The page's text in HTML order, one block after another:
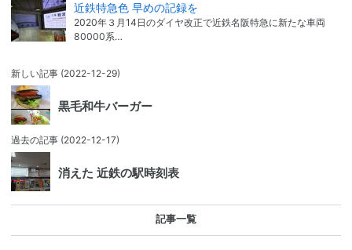
近鉄特急色 早めの記録を
2020年３月14日のダイヤ改正で近鉄名阪特急に新たな車両
80000系…
新しい記事 (2022-12-29)
黒毛和牛バーガー
過去の記事 (2022-12-17)
消えた 近鉄の駅時刻表
記事一覧